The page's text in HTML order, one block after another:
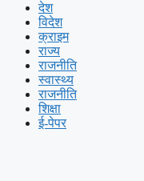
देश
विदेश
क्राइम
राज्य
राजनीति
स्वास्थ्य
राजनीति
शिक्षा
ई-पेपर